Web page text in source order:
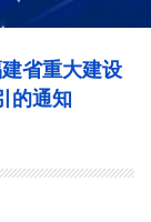
省重大建设
的通知